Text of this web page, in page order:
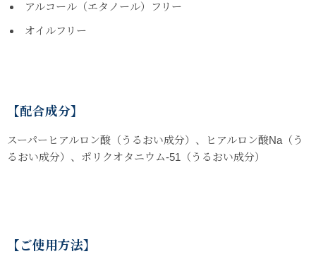
アルコール（エタノール）フリー
オイルフリー
【配合成分】
スーパーヒアルロン酸（うるおい成分）、ヒアルロン酸Na（う
るおい成分）、ポリクオタニウム-51（うるおい成分）
【ご使用方法】